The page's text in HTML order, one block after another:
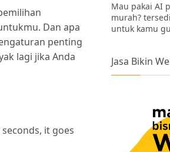
Dan apa
penting
lagi jika Anda
it goes
Mau pakai AI
murah?
untuk kamu
Jasa Bikin